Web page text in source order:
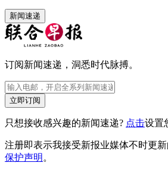
新闻速递
订阅新闻速递，洞悉时代脉搏。
立即订阅
只想接收感兴趣的新闻速递? 点击设置
注册即表示我接受新报业媒体不时更新
保护声明 。